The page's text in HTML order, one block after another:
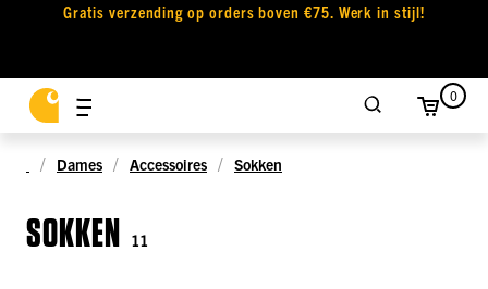
Gratis verzending op orders boven €75. Werk in stijl!
0
Dames Accessoires Sokken
SOKKEN 11